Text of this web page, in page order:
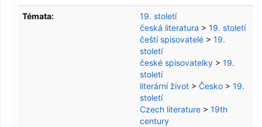
Témata:
19. století
česká literatura > 19. století
čeští spisovatelé > 19.
století
české spisovatelky > 19.
století
literární život > Česko > 19.
století
Czech literature > 19th
century